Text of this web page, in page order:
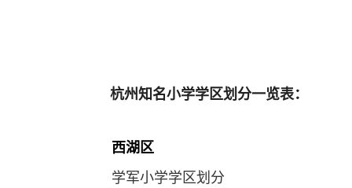
杭州知名小学学区划分一览表：
西湖区
学军小学学区划分